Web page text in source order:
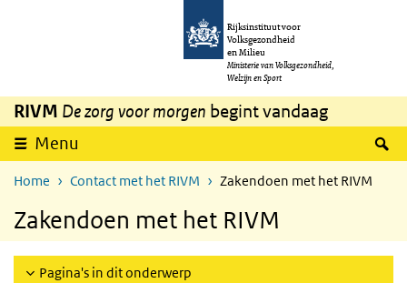
Overslaan en naar de inhoud gaan
Rijksinstituut voor
Volksgezondheid
en Milieu
Ministerie van Volksgezondheid,
Welzijn en Sport
RIVM De zorg voor morgen begint vandaag
Menu
Home Contact met het RIVM Zakendoen met het RIVM
Zakendoen met het RIVM
Pagina's in dit onderwerp